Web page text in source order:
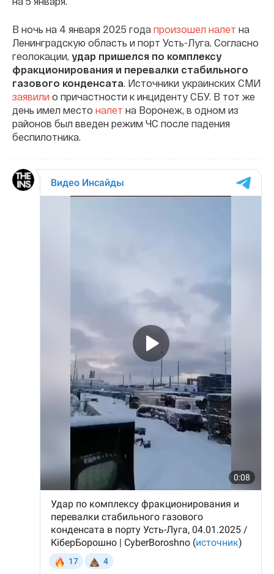
В ночь на 4 января 2025 года произошел налет на
Ленинградскую область и порт Усть-Луга. Согласно
геолокации, удар пришелся по комплексу
фракционирования и перевалки стабильного
газового конденсата. Источники украинских СМИ
заявили о причастности к инциденту СБУ. В тот же
день имел место налет на Воронеж, в одном из
районов был введен режим ЧС после падения
беспилотника.